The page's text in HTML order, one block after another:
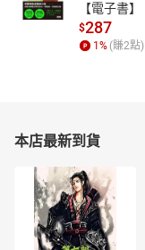
【電子書】
$287
1 % (賺2點)
本店最新到貨